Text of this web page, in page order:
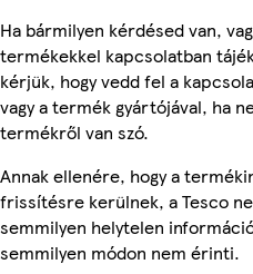
Ha bármilyen kérdésed van,
termékekkel kapcsolatban
kérjük, hogy vedd fel a
vagy a termék gyártójával, ha
termékről van szó.
Annak ellenére, hogy a
frissítésre kerülnek, a Tesco
semmilyen helytelen
semmilyen módon nem érinti.